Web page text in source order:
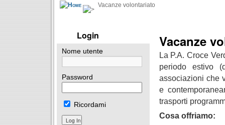
Vacanze volontariato
Login
Nome utente
Password
Ricordami
Vacanze
La P.A. Croce
periodo estivo
associazioni che
e
trasporti
Cosa offriamo: